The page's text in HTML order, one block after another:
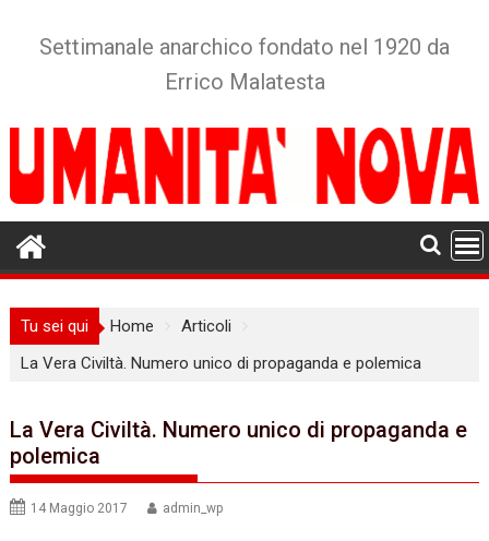
Settimanale anarchico fondato nel 1920 da
Errico Malatesta
Tu sei qui Home
Articoli
La Vera Civiltà. Numero unico di propaganda e polemica
La Vera Civiltà. Numero unico di propaganda e
polemica
14 Maggio 2017 admin_wp